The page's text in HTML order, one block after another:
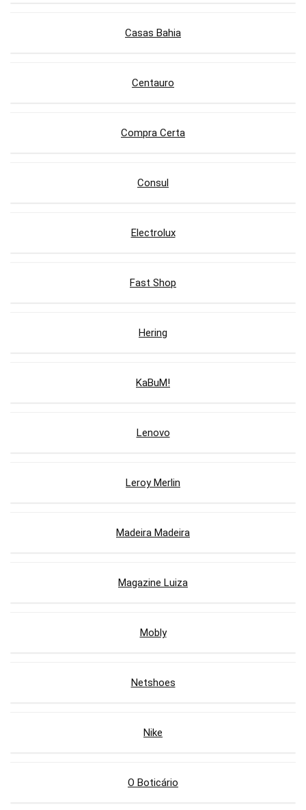
Casas Bahia
Centauro
Compra Certa
Consul
Electrolux
Fast Shop
Hering
KaBuM!
Lenovo
Leroy Merlin
Madeira Madeira
Magazine Luiza
Mobly
Netshoes
Nike
O Boticário